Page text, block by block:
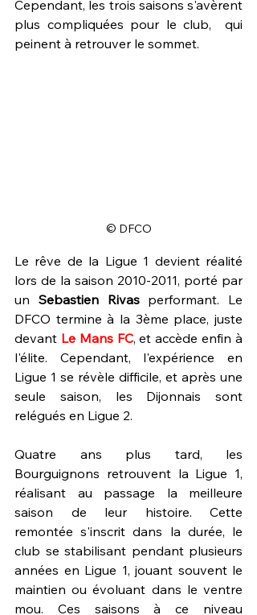
Cependant, les trois saisons s'avèrent
plus compliquées pour le club,  qui
peinent à retrouver le sommet.
© DFCO
Le rêve de la Ligue 1 devient réalité
lors de la saison 2010-2011, porté par
un Sebastien Rivas performant. Le
DFCO termine à la 3ème place, juste
devant Le Mans FC, et accède enfin à
l'élite. Cependant, l'expérience en
Ligue 1 se révèle difficile, et après une
seule saison, les Dijonnais sont
relégués en Ligue 2.
Quatre ans plus tard, les
Bourguignons retrouvent la Ligue 1,
réalisant au passage la meilleure
saison de leur histoire. Cette
remontée s'inscrit dans la durée, le
club se stabilisant pendant plusieurs
années en Ligue 1, jouant souvent le
maintien ou évoluant dans le ventre
mou. Ces saisons à ce niveau